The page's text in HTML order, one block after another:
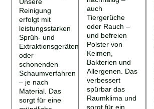
Reinigung
erfolgt mit
leistungsstarken
Sprüh- und
Extraktionsgeräten
oder
schonenden
Schaumverfahren
– je nach
Material. Das
sorgt für eine
gründliche
auch
Tiergerüche
oder Rauch –
und befreien
Polster von
Keimen,
Bakterien und
Allergenen. Das
verbessert
spürbar das
Raumklima und
sorgt für ein